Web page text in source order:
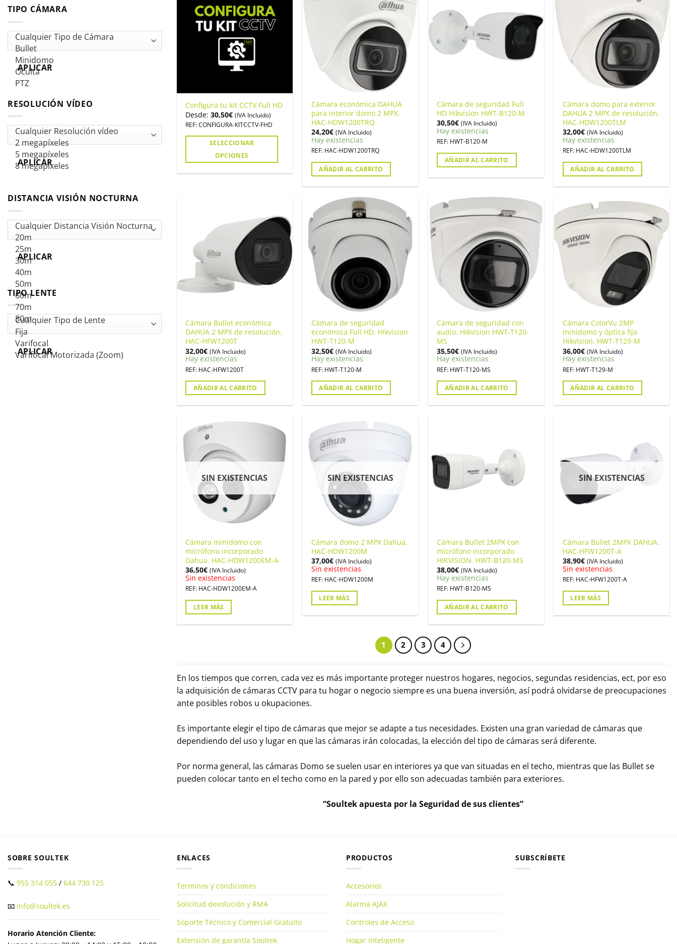
TIPO CÁMARA
APLICAR
RESOLUCIÓN VÍDEO
APLICAR
DISTANCIA VISIÓN NOCTURNA
APLICAR
TIPO LENTE
APLICAR
Configura tu kit CCTV Full HD
Desde:30,50€ (IVA Incluido)
REF: CONFIGURA-KITCCTV-FHD
SELECCIONAR
OPCIONES
Cámara económica DAHUA
para interior domo 2 MPX.
HAC-HDW1200TRQ
24,20€ (IVA Incluido)
Hay existencias
REF: HAC-HDW1200TRQ
AÑADIR AL CARRITO
Cámara de seguridad Full
HD Hikvision HWT-B120-M
30,50€ (IVA Incluido)
Hay existencias
REF: HWT-B120-M
AÑADIR AL CARRITO
Cámara domo para exterior
DAHUA 2 MPX de resolución.
HAC-HDW1200TLM
32,00€ (IVA Incluido)
Hay existencias
REF: HAC-HDW1200TLM
AÑADIR AL CARRITO
Cámara Bullet económica
DAHUA 2 MPX de resolución.
HAC-HFW1200T
32,00€ (IVA Incluido)
Hay existencias
REF: HAC-HFW1200T
AÑADIR AL CARRITO
Cámara de seguridad
económica Full HD, Hikvision
HWT-T120-M
32,50€ (IVA Incluido)
Hay existencias
REF: HWT-T120-M
AÑADIR AL CARRITO
Cámara de seguridad con
audio. Hikvision HWT-T120-
MS
35,50€ (IVA Incluido)
Hay existencias
REF: HWT-T120-MS
AÑADIR AL CARRITO
Cámara ColorVu 2MP
minidomo y óptica fija
Hikvision. HWT-T129-M
36,00€ (IVA Incluido)
Hay existencias
REF: HWT-T129-M
AÑADIR AL CARRITO
SIN EXISTENCIAS
Cámara minidomo con
micrófono incorporado
Dahua. HAC-HDW1200EM-A
36,50€ (IVA Incluido)
Sin existencias
REF: HAC-HDW1200EM-A
LEER MÁS
SIN EXISTENCIAS
Cámara domo 2 MPX Dahua.
HAC-HDW1200M
37,00€ (IVA Incluido)
Sin existencias
REF: HAC-HDW1200M
LEER MÁS
Cámara Bullet 2MPX con
micrófono incorporado
HIKVISION. HWT-B120-MS
38,00€ (IVA Incluido)
Hay existencias
REF: HWT-B120-MS
AÑADIR AL CARRITO
SIN EXISTENCIAS
Cámara Bullet 2MPX DAHUA.
HAC-HFW1200T-A
38,90€ (IVA Incluido)
Sin existencias
REF: HAC-HFW1200T-A
LEER MÁS
1 2 3 4
En los tiempos que corren, cada vez es más importante proteger nuestros hogares, negocios, segundas residencias, ect, por eso
la adquisición de cámaras CCTV para tu hogar o negocio siempre es una buena inversión, así podrá olvidarse de preocupaciones
ante posibles robos u okupaciones.
Es importante elegir el tipo de cámaras que mejor se adapte a tus necesidades. Existen una gran variedad de cámaras que
dependiendo del uso y lugar en que las cámaras irán colocadas, la elección del tipo de cámaras será diferente.
Por norma general, las cámaras Domo se suelen usar en interiores ya que van situadas en el techo, mientras que las Bullet se
pueden colocar tanto en el techo como en la pared y por ello son adecuadas también para exteriores.
“Soultek apuesta por la Seguridad de sus clientes”
SOBRE SOULTEK
📞 955 314 055 / 644 730 125
📧 info@soultek.es
Horario Atención Cliente:
ENLACES
Terminos y condiciones
Solicitud devolución y RMA
Soporte Técnico y Comercial Gratuito
Extensión de garantía Soultek
PRODUCTOS
Accesorios
Alarma AJAX
Controles de Acceso
Hogar inteligente
SUBSCRÍBETE